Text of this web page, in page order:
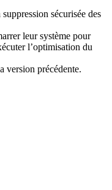
sécurisée des
leur système pour
l’optimisation du
version précédente.